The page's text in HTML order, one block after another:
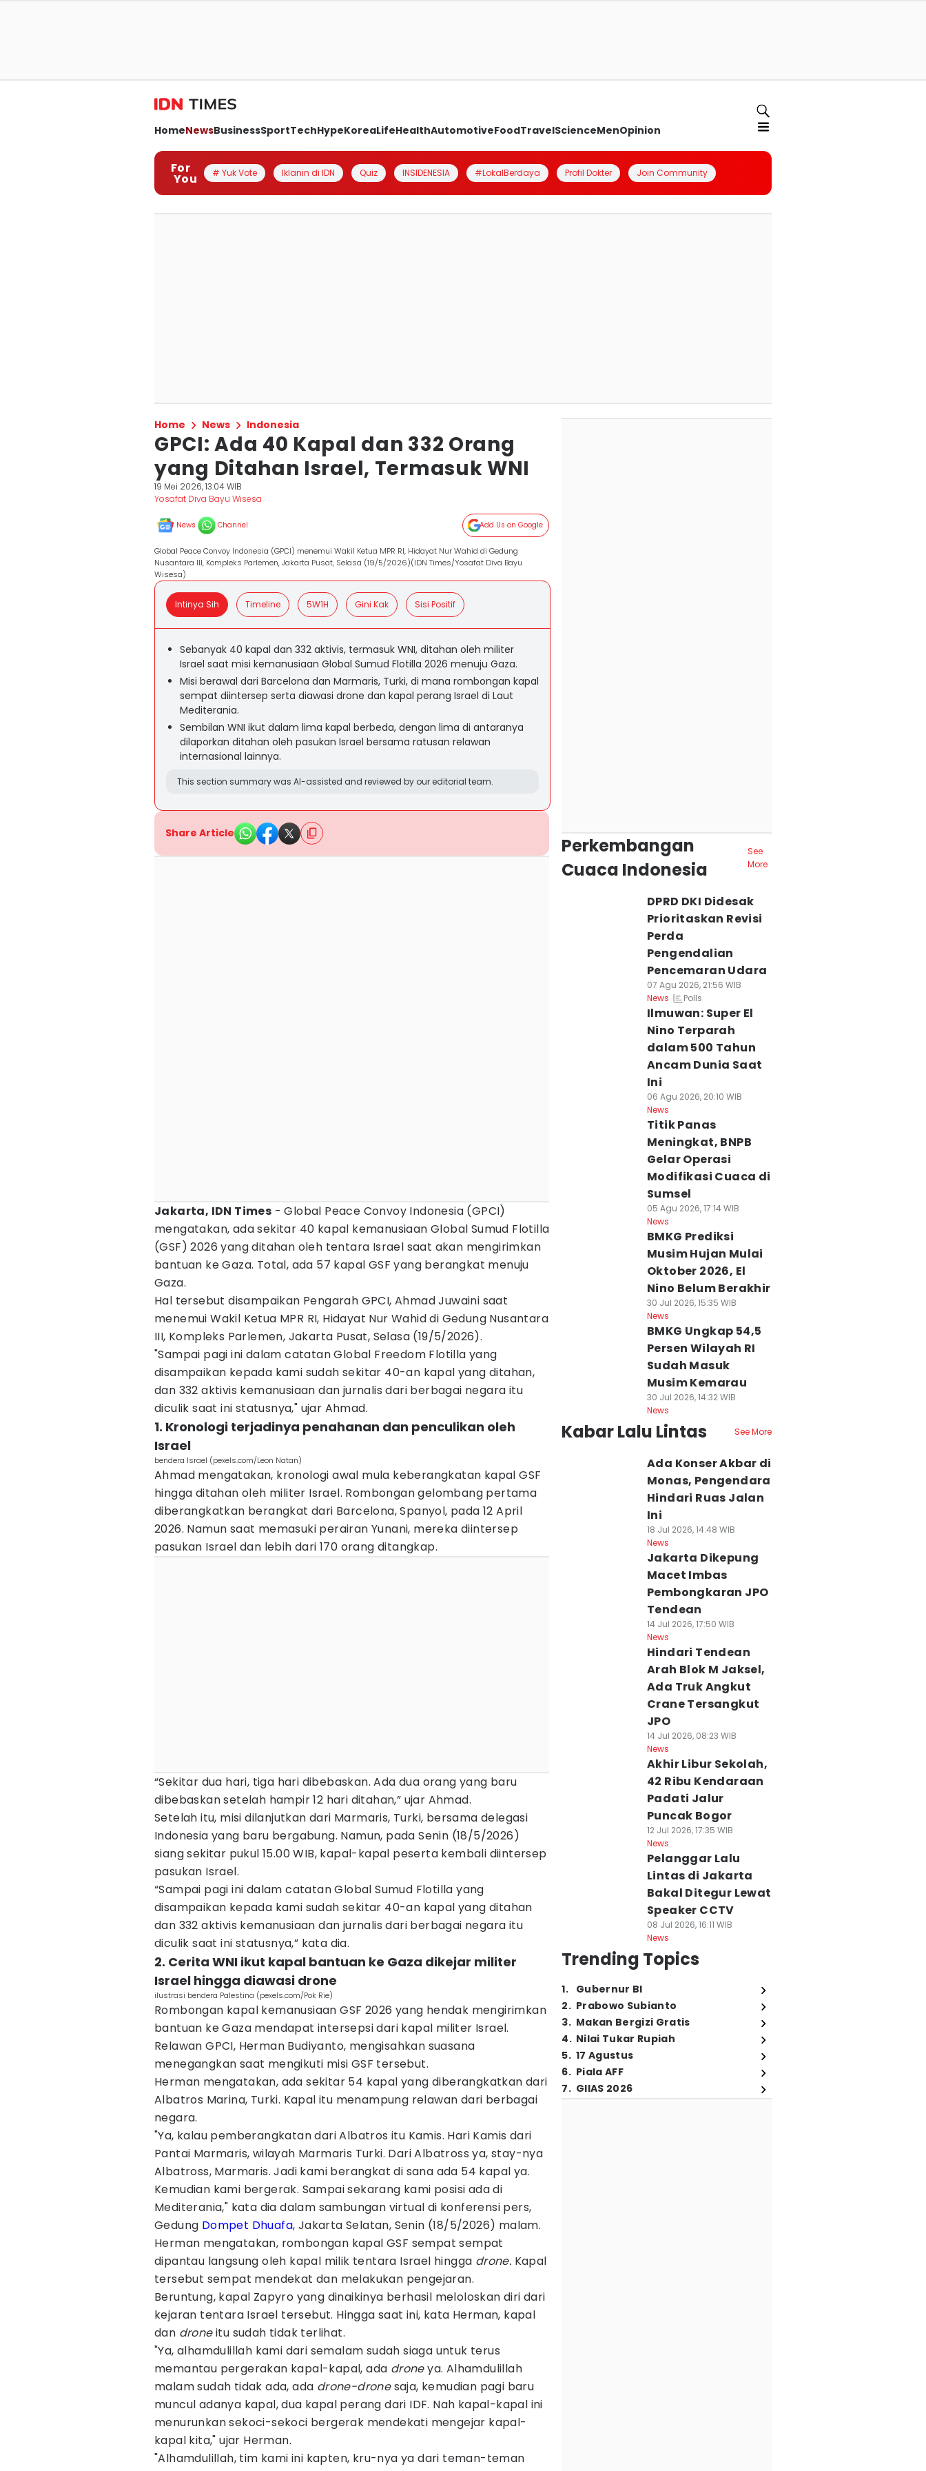
HomeNewsBusinessSportTechHypeKoreaLifeHealthAutomotiveFoodTravelScienceMenOpinion
For
You # Yuk Vote Iklanin di IDN Quiz INSIDENESIA #LokalBerdaya Profil Dokter Join Community
Home News Indonesia
GPCI: Ada 40 Kapal dan 332 Orang
yang Ditahan Israel, Termasuk WNI
19 Mei 2026, 13:04 WIB
Yosafat Diva Bayu Wisesa
News Channel Add Us on Google
Global Peace Convoy Indonesia (GPCI) menemui Wakil Ketua MPR RI, Hidayat Nur Wahid di Gedung
Nusantara III, Kompleks Parlemen, Jakarta Pusat, Selasa (19/5/2026)(IDN Times/Yosafat Diva Bayu
Wisesa)
Intinya Sih Timeline 5W1H Gini Kak Sisi Positif
Sebanyak 40 kapal dan 332 aktivis, termasuk WNI, ditahan oleh militer
Israel saat misi kemanusiaan Global Sumud Flotilla 2026 menuju Gaza.
Misi berawal dari Barcelona dan Marmaris, Turki, di mana rombongan kapal
sempat diintersep serta diawasi drone dan kapal perang Israel di Laut
Mediterania.
Sembilan WNI ikut dalam lima kapal berbeda, dengan lima di antaranya
dilaporkan ditahan oleh pasukan Israel bersama ratusan relawan
internasional lainnya.
This section summary was AI-assisted and reviewed by our editorial team.
Share Article
Jakarta, IDN Times - Global Peace Convoy Indonesia (GPCI)
mengatakan, ada sekitar 40 kapal kemanusiaan Global Sumud Flotilla
(GSF) 2026 yang ditahan oleh tentara Israel saat akan mengirimkan
bantuan ke Gaza. Total, ada 57 kapal GSF yang berangkat menuju
Gaza.
Hal tersebut disampaikan Pengarah GPCI, Ahmad Juwaini saat
menemui Wakil Ketua MPR RI, Hidayat Nur Wahid di Gedung Nusantara
III, Kompleks Parlemen, Jakarta Pusat, Selasa (19/5/2026).
"Sampai pagi ini dalam catatan Global Freedom Flotilla yang
disampaikan kepada kami sudah sekitar 40-an kapal yang ditahan,
dan 332 aktivis kemanusiaan dan jurnalis dari berbagai negara itu
diculik saat ini statusnya," ujar Ahmad.
1. Kronologi terjadinya penahanan dan penculikan oleh
Israel
bendera Israel (pexels.com/Leon Natan)
Ahmad mengatakan, kronologi awal mula keberangkatan kapal GSF
hingga ditahan oleh militer Israel. Rombongan gelombang pertama
diberangkatkan berangkat dari Barcelona, Spanyol, pada 12 April
2026. Namun saat memasuki perairan Yunani, mereka diintersep
pasukan Israel dan lebih dari 170 orang ditangkap.
“Sekitar dua hari, tiga hari dibebaskan. Ada dua orang yang baru
dibebaskan setelah hampir 12 hari ditahan,” ujar Ahmad.
Setelah itu, misi dilanjutkan dari Marmaris, Turki, bersama delegasi
Indonesia yang baru bergabung. Namun, pada Senin (18/5/2026)
siang sekitar pukul 15.00 WIB, kapal-kapal peserta kembali diintersep
pasukan Israel.
“Sampai pagi ini dalam catatan Global Sumud Flotilla yang
disampaikan kepada kami sudah sekitar 40-an kapal yang ditahan
dan 332 aktivis kemanusiaan dan jurnalis dari berbagai negara itu
diculik saat ini statusnya,” kata dia.
2. Cerita WNI ikut kapal bantuan ke Gaza dikejar militer
Israel hingga diawasi drone
ilustrasi bendera Palestina (pexels.com/Pok Rie)
Rombongan kapal kemanusiaan GSF 2026 yang hendak mengirimkan
bantuan ke Gaza mendapat intersepsi dari kapal militer Israel.
Relawan GPCI, Herman Budiyanto, mengisahkan suasana
menegangkan saat mengikuti misi GSF tersebut.
Herman mengatakan, ada sekitar 54 kapal yang diberangkatkan dari
Albatros Marina, Turki. Kapal itu menampung relawan dari berbagai
negara.
"Ya, kalau pemberangkatan dari Albatros itu Kamis. Hari Kamis dari
Pantai Marmaris, wilayah Marmaris Turki. Dari Albatross ya, stay-nya
Albatross, Marmaris. Jadi kami berangkat di sana ada 54 kapal ya.
Kemudian kami bergerak. Sampai sekarang kami posisi ada di
Mediterania," kata dia dalam sambungan virtual di konferensi pers,
Gedung Dompet Dhuafa, Jakarta Selatan, Senin (18/5/2026) malam.
Herman mengatakan, rombongan kapal GSF sempat sempat
dipantau langsung oleh kapal milik tentara Israel hingga drone. Kapal
tersebut sempat mendekat dan melakukan pengejaran.
Beruntung, kapal Zapyro yang dinaikinya berhasil meloloskan diri dari
kejaran tentara Israel tersebut. Hingga saat ini, kata Herman, kapal
dan droneitu sudah tidak terlihat.
"Ya, alhamdulillah kami dari semalam sudah siaga untuk terus
memantau pergerakan kapal-kapal, ada droneya. Alhamdulillah
malam sudah tidak ada, ada drone-dronesaja, kemudian pagi baru
muncul adanya kapal, dua kapal perang dari IDF. Nah kapal-kapal ini
menurunkan sekoci-sekoci bergerak mendekati mengejar kapal-
kapal kita," ujar Herman.
"Alhamdulillah, tim kami ini kapten, kru-nya ya dari teman-teman
Perkembangan
Cuaca Indonesia
See
More
DPRD DKI Didesak
Prioritaskan Revisi
Perda
Pengendalian
Pencemaran Udara
07 Agu 2026, 21:56 WIB
News
Polls
Ilmuwan: Super El
Nino Terparah
dalam 500 Tahun
Ancam Dunia Saat
Ini
06 Agu 2026, 20:10 WIB
News
Titik Panas
Meningkat, BNPB
Gelar Operasi
Modifikasi Cuaca di
Sumsel
05 Agu 2026, 17:14 WIB
News
BMKG Prediksi
Musim Hujan Mulai
Oktober 2026, El
Nino Belum Berakhir
30 Jul 2026, 15:35 WIB
News
BMKG Ungkap 54,5
Persen Wilayah RI
Sudah Masuk
Musim Kemarau
30 Jul 2026, 14:32 WIB
News
Kabar Lalu Lintas See More
Ada Konser Akbar di
Monas, Pengendara
Hindari Ruas Jalan
Ini
18 Jul 2026, 14:48 WIB
News
Jakarta Dikepung
Macet Imbas
Pembongkaran JPO
Tendean
14 Jul 2026, 17:50 WIB
News
Hindari Tendean
Arah Blok M Jaksel,
Ada Truk Angkut
Crane Tersangkut
JPO
14 Jul 2026, 08:23 WIB
News
Akhir Libur Sekolah,
42 Ribu Kendaraan
Padati Jalur
Puncak Bogor
12 Jul 2026, 17:35 WIB
News
Pelanggar Lalu
Lintas di Jakarta
Bakal Ditegur Lewat
Speaker CCTV
08 Jul 2026, 16:11 WIB
News
Trending Topics
1. Gubernur BI
2. Prabowo Subianto
3. Makan Bergizi Gratis
4. Nilai Tukar Rupiah
5. 17 Agustus
6. Piala AFF
7. GIIAS 2026